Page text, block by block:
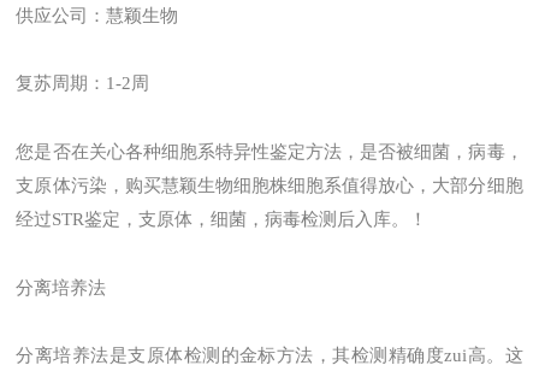
供应公司：慧颖生物
复苏周期：1-2周
您是否在关心各种细胞系特异性鉴定方法，是否被细菌，病毒，
支原体污染，购买慧颖生物细胞株细胞系值得放心，大部分细胞
经过STR鉴定，支原体，细菌，病毒检测后入库。！
分离培养法
分离培养法是支原体检测的金标方法，其检测精确度zui高。这